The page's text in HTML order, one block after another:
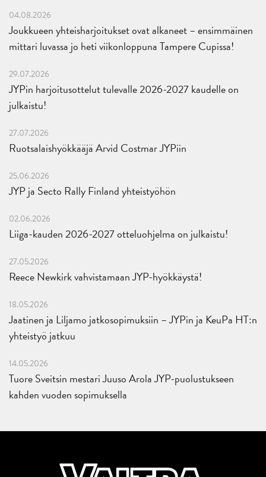
04.08.2026
Joukkueen yhteisharjoitukset ovat alkaneet – ensimmäinen
mittari luvassa jo heti viikonloppuna Tampere Cupissa!
29.07.2026
JYPin harjoitusottelut tulevalle 2026-2027 kaudelle on
julkaistu!
27.07.2026
Ruotsalaishyökkääjä Arvid Costmar JYPiin
25.06.2026
JYP ja Secto Rally Finland yhteistyöhön
02.06.2026
Liiga-kauden 2026-2027 otteluohjelma on julkaistu!
27.05.2026
Reece Newkirk vahvistamaan JYP-hyökkäystä!
18.05.2026
Jaatinen ja Liljamo jatkosopimuksiin – JYPin ja KeuPa HT:n
yhteistyö jatkuu
14.05.2026
Tuore Sveitsin mestari Juuso Arola JYP-puolustukseen
kahden vuoden sopimuksella